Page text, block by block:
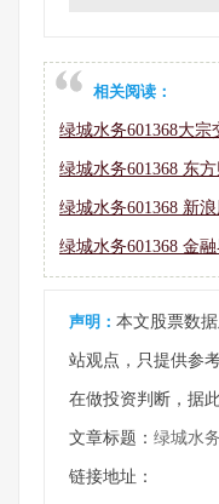
相关阅读：
绿城水务601368大宗
绿城水务601368 东
绿城水务601368 新
绿城水务601368 金
声明： 本文股票数
站观点，只提供参
在做投资判断，据
文章标题： 绿城水
链接地址：